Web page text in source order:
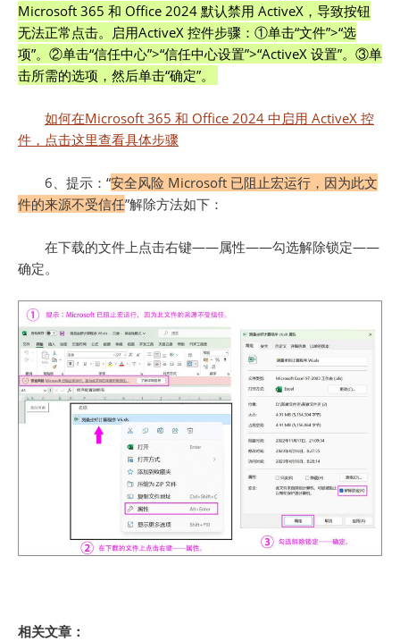
Microsoft 365 和 Office 2024 默认禁用 ActiveX，导致按钮
无法正常点击。启用ActiveX 控件步骤：①单击“文件”>“选
项”。②单击“信任中心”>“信任中心设置”>“ActiveX 设置”。③单
击所需的选项，然后单击“确定”。
如何在Microsoft 365 和 Office 2024 中启用 ActiveX 控
件，点击这里查看具体步骤
6、提示：“安全风险 Microsoft 已阻止宏运行，因为此文
件的来源不受信任”解除方法如下：
在下载的文件上点击右键——属性——勾选解除锁定——
确定。
相关文章：